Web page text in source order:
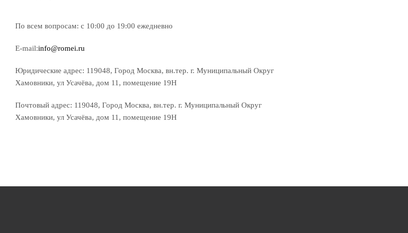
По всем вопросам: с 10:00 до 19:00 ежедневно
E-mail:info@romei.ru
Юридические адрес: 119048, Город Москва, вн.тер. г. Муниципальный Округ
Хамовники, ул Усачёва, дом 11, помещение 19Н
Почтовый адрес: 119048, Город Москва, вн.тер. г. Муниципальный Округ
Хамовники, ул Усачёва, дом 11, помещение 19Н